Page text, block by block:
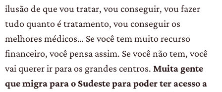
ilusão de que vou tratar, vou conseguir, vou fazer
tudo quanto é tratamento, vou conseguir os
melhores médicos… Se você tem muito recurso
financeiro, você pensa assim. Se você não tem, você
vai querer ir para os grandes centros. Muita gente
que migra para o Sudeste para poder ter acesso a